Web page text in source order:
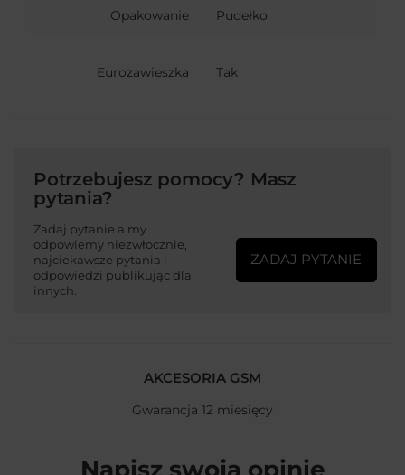
Opakowanie Pudełko
Eurozawieszka Tak
Potrzebujesz pomocy? Masz
pytania?
Zadaj pytanie a my
odpowiemy niezwłocznie,
najciekawsze pytania i
odpowiedzi publikując dla
innych.
ZADAJ PYTANIE
AKCESORIA GSM
Gwarancja 12 miesięcy